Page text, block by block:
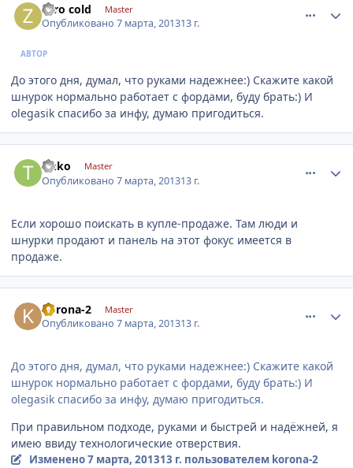
zero cold Master
Опубликовано7 марта, 201313 г.
АВТОР
До этого дня, думал, что руками надежнее:) Скажите какой
шнурок нормально работает с фордами, буду брать:) И
olegasik спасибо за инфу, думаю пригодиться.
tinko Master
Опубликовано7 марта, 201313 г.
Если хорошо поискать в купле-продаже. Там люди и
шнурки продают и панель на этот фокус имеется в
продаже.
korona-2 Master
Опубликовано7 марта, 201313 г.
До этого дня, думал, что руками надежнее:) Скажите какой
шнурок нормально работает с фордами, буду брать:) И
olegasik спасибо за инфу, думаю пригодиться.
При правильном подходе, руками и быстрей и надёжней, я
имею ввиду технологические отверствия.
Изменено7 марта, 201313 г. пользователем korona-2